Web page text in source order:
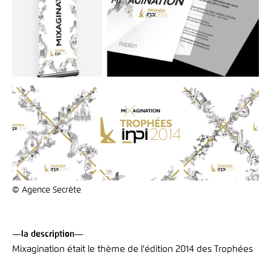
© Agence Secrète
—la description—
Mixagination était le thème de l'édition 2014 des Trophées